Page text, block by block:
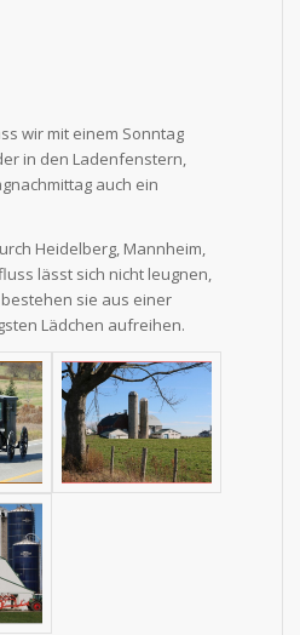
wir mit einem Sonntag
in den Ladenfenstern,
auch ein
Heidelberg, Mannheim,
lässt sich nicht leugnen,
sie aus einer
Lädchen aufreihen.